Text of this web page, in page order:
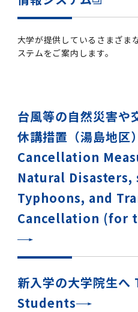
大学が提供しているさまざま
ステムをご案内します。
台風等の自然災害や
休講措置（湯島地区
Cancellation
Natural Disasters,
Typhoons, and
Cancellation (for
新入学の大学院生
Students